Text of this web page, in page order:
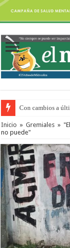
Con cambios a
Adopción en
Inicio » Gremiales »
no puede"